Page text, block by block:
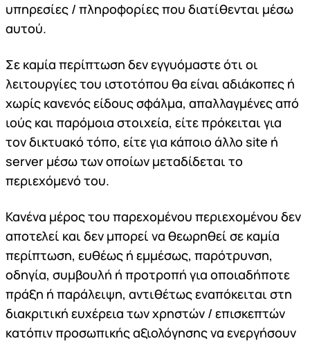
υπηρεσίες / πληροφορίες που διατίθενται μέσω
αυτού.
Σε καμία περίπτωση δεν εγγυόμαστε ότι οι
λειτουργίες του ιστοτόπου θα είναι αδιάκοπες ή
χωρίς κανενός είδους σφάλμα, απαλλαγμένες από
ιούς και παρόμοια στοιχεία, είτε πρόκειται για
τον δικτυακό τόπο, είτε για κάποιο άλλο site ή
server μέσω των οποίων μεταδίδεται το
περιεχόμενό του.
Κανένα μέρος του παρεχομένου περιεχομένου δεν
αποτελεί και δεν μπορεί να θεωρηθεί σε καμία
περίπτωση, ευθέως ή εμμέσως, παρότρυνση,
οδηγία, συμβουλή ή προτροπή για οποιαδήποτε
πράξη ή παράλειψη, αντιθέτως εναπόκειται στη
διακριτική ευχέρεια των χρηστών / επισκεπτών
κατόπιν προσωπικής αξιολόγησης να ενεργήσουν